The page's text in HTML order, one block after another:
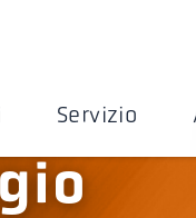
Servizio